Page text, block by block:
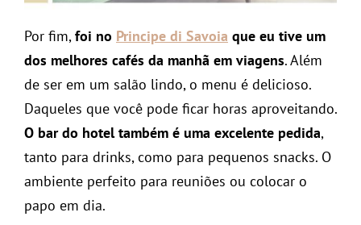
Por fim, foi no Principe di Savoia que eu tive um
dos melhores cafés da manhã em viagens. Além
de ser em um salão lindo, o menu é delicioso.
Daqueles que você pode ficar horas aproveitando.
O bar do hotel também é uma excelente pedida,
tanto para drinks, como para pequenos snacks. O
ambiente perfeito para reuniões ou colocar o
papo em dia.